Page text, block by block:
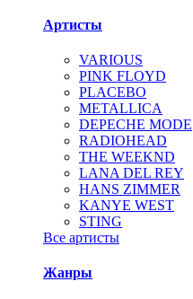
Артисты
VARIOUS
PINK FLOYD
PLACEBO
METALLICA
DEPECHE MODE
RADIOHEAD
THE WEEKND
LANA DEL REY
HANS ZIMMER
KANYE WEST
STING
Все артисты
Жанры